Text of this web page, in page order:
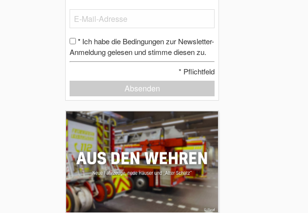
* Ich habe die Bedingungen zur Newsletter-
Anmeldung gelesen und stimme diesen zu.
* Pflichtfeld
Absenden